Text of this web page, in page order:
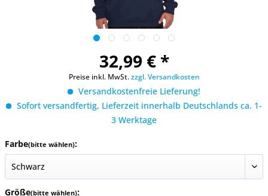
32,99 € *
Preise inkl. MwSt.zzgl. Versandkosten
Versandkostenfreie Lieferung!
Sofort versandfertig, Lieferzeit innerhalb Deutschlands ca. 1-
3 Werktage
Farbe(bitte wählen):
Größe(bitte wählen):